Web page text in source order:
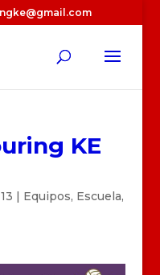
KE
| Equipos, Escuela,